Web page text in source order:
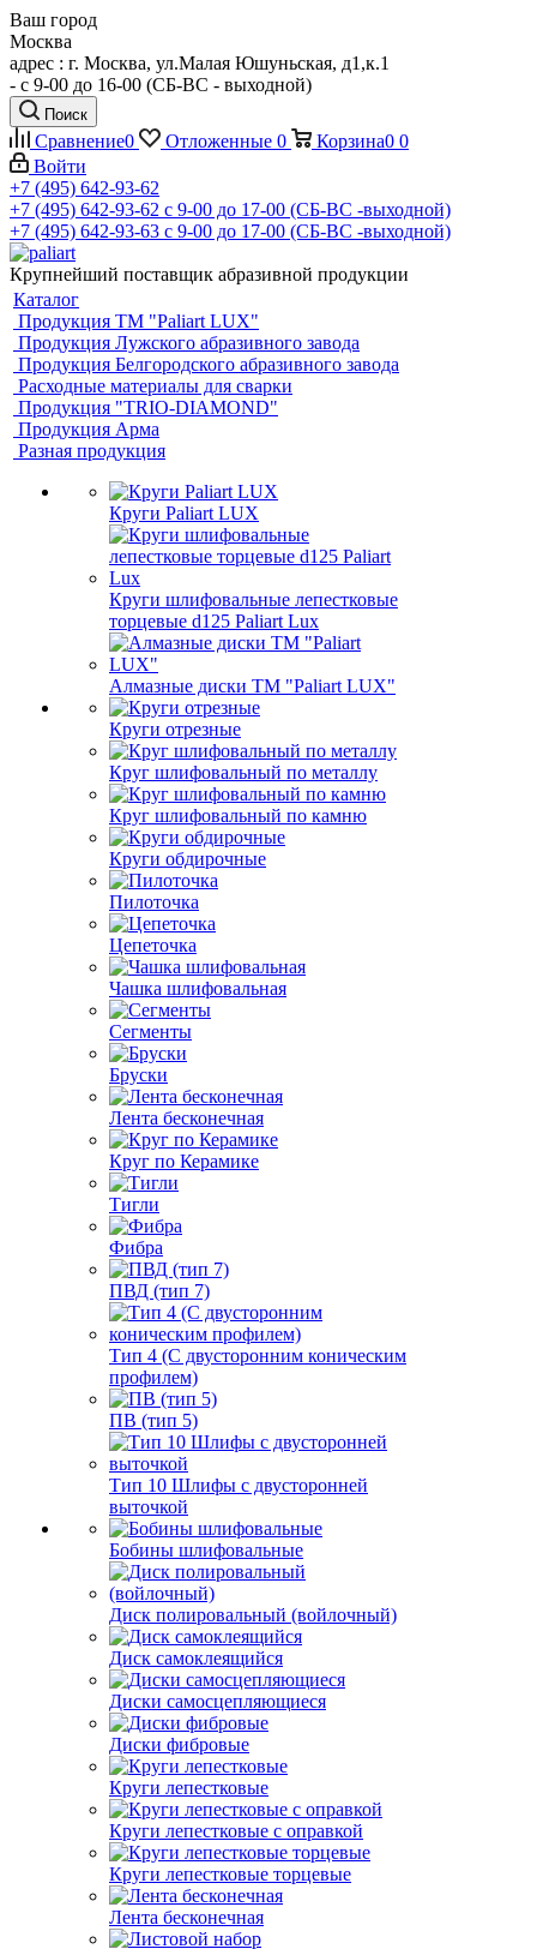
Ваш город
Москва
адрес : г. Москва, ул.Малая Юшуньская, д1,к.1
- c 9-00 до 16-00 (СБ-ВС - выходной)
Поиск
Сравнение0 Отложенные 0 Корзина0 0
Войти
+7 (495) 642-93-62
+7 (495) 642-93-62 c 9-00 до 17-00 (СБ-ВС -выходной)
+7 (495) 642-93-63 c 9-00 до 17-00 (СБ-ВС -выходной)
Крупнейший поставщик абразивной продукции
Каталог
Продукция ТМ "Paliart LUX"
Продукция Лужского абразивного завода
Продукция Белгородского абразивного завода
Расходные материалы для сварки
Продукция "TRIO-DIAMOND"
Продукция Арма
Разная продукция
Круги Paliart LUX
Круги шлифовальные лепестковые
торцевые d125 Paliart Lux
Алмазные диски ТМ "Paliart LUX"
Круги отрезные
Круг шлифовальный по металлу
Круг шлифовальный по камню
Круги обдирочные
Пилоточка
Цепеточка
Чашка шлифовальная
Сегменты
Бруски
Лента бесконечная
Круг по Керамике
Тигли
Фибра
ПВД (тип 7)
Тип 4 (С двусторонним коническим
профилем)
ПВ (тип 5)
Тип 10 Шлифы с двусторонней
выточкой
Бобины шлифовальные
Диск полировальный (войлочный)
Диск самоклеящийся
Диски самосцепляющиеся
Диски фибровые
Круги лепестковые
Круги лепестковые с оправкой
Круги лепестковые торцевые
Лента бесконечная